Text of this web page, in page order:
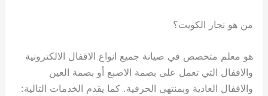
من هو نجار الكويت؟
هو معلم متخصص في صيانة جميع انواع الاقفال الالكترونية
والاقفال التي تعمل على بصمة الاصبع أو بصمة العين
والاقفال العادية وبمنتهى الحرفية. كما يقدم الخدمات التالية: